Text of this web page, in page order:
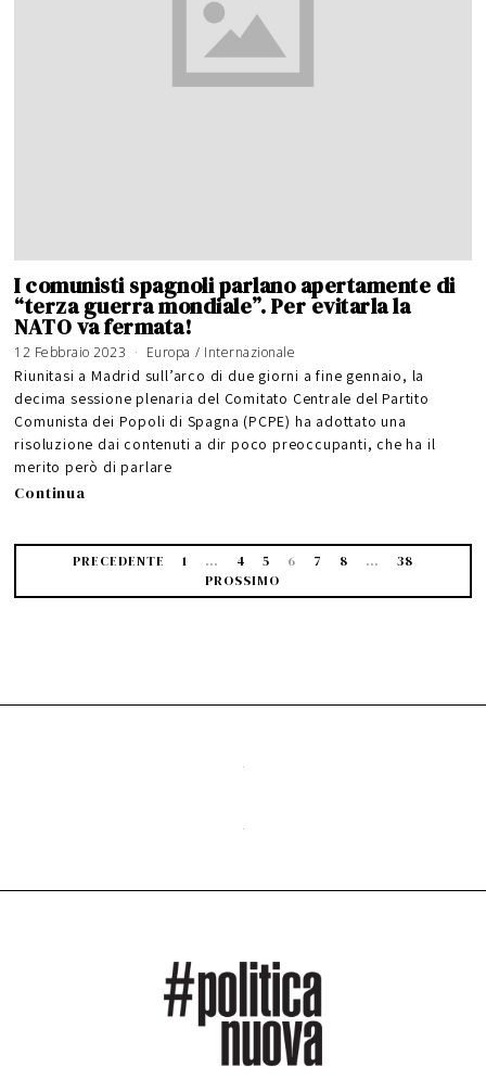
I comunisti spagnoli parlano apertamente di
“terza guerra mondiale”. Per evitarla la
NATO va fermata!
12 Febbraio 2023 Europa / Internazionale
Riunitasi a Madrid sull’arco di due giorni a fine gennaio, la
decima sessione plenaria del Comitato Centrale del Partito
Comunista dei Popoli di Spagna (PCPE) ha adottato una
risoluzione dai contenuti a dir poco preoccupanti, che ha il
merito però di parlare
Continua
PRECEDENTE 1 … 4 5 6 7 8 …
38
PROSSIMO